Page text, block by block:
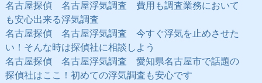
名古屋探偵 名古屋浮気調査 費用も調査業務において
も安心出来る浮気調査
名古屋探偵 名古屋浮気調査 今すぐ浮気を止めさせた
い！そんな時は探偵社に相談しよう
名古屋探偵 名古屋浮気調査 愛知県名古屋市で話題の
探偵社はここ！初めての浮気調査も安心です